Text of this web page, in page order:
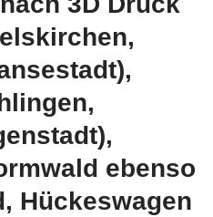
ebenso
Hückeswagen